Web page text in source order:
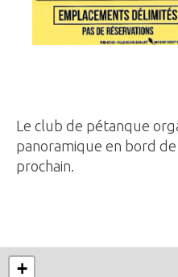
Le club de pétanque
panoramique en bord
prochain.
+